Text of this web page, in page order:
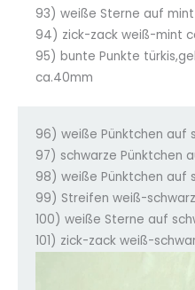
93) weiße Sterne auf
94) zick-zack weiß-mint
95) bunte Punkte
ca.40mm
96) weiße Pünktchen auf
97) schwarze Pünktchen
98) weiße Pünktchen auf
99) Streifen weiß-
100) weiße Sterne auf
101) zick-zack weiß-